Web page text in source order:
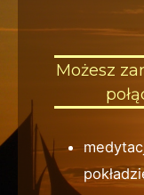
Możesz